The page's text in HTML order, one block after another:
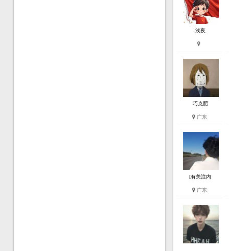
欧莱凯APP端下载
浅夜
巧克肥
广东
[有关注内
广东